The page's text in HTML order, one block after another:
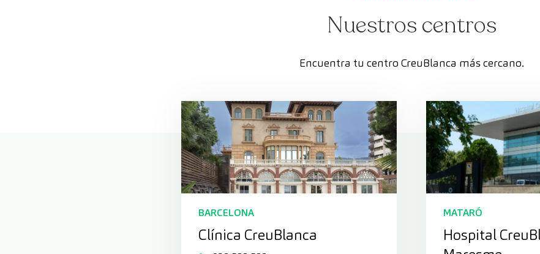
Nuestros centros
Encuentra tu centro CreuBlanca más cercano.
BARCELONA
Clínica CreuBlanca
MATARÓ
Hospital